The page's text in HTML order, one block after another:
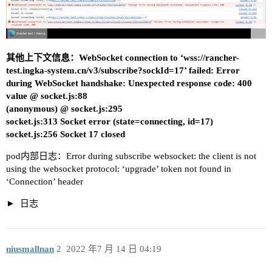
其他上下文信息：WebSocket connection to ‘wss://rancher-
test.ingka-system.cn/v3/subscribe?sockId=17’ failed: Error
during WebSocket handshake: Unexpected response code: 400
value @ socket.js:88
(anonymous) @ socket.js:295
socket.js:313 Socket error (state=connecting, id=17)
socket.js:256 Socket 17 closed
pod内部日志：Error during subscribe websocket: the client is not
using the websocket protocol: ‘upgrade’ token not found in
‘Connection’ header
日志
niusmallnan 2022 年7 月 14 日 04:19
2